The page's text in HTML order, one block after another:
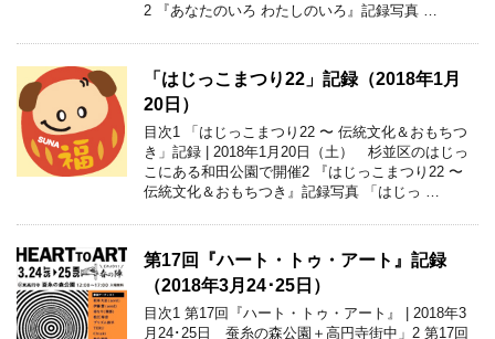
2 『あなたのいろ わたしのいろ』記録写真 …
「はじっこまつり22」記録（2018年1月
20日）
目次1 「はじっこまつり22 〜 伝統文化＆おもちつ
き」記録 | 2018年1月20日（土） 杉並区のはじっ
こにある和田公園で開催2 『はじっこまつり22 〜
伝統文化＆おもちつき』記録写真 「はじっ …
第17回『ハート・トゥ・アート』記録
（2018年3月24･25日）
目次1 第17回『ハート・トゥ・アート』 | 2018年3
月24･25日 蚕糸の森公園＋高円寺街中」2 第17回